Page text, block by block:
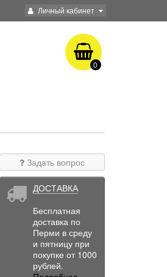
Личный кабинет
0
Задать вопрос
ДОСТАВКА
Бесплатная
доставка по
Перми в среду
и пятницу при
покупке от 1000
рублей.